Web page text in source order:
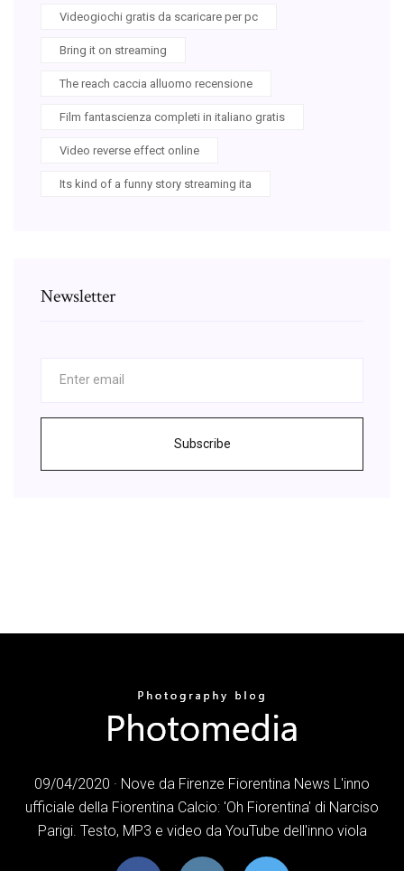
Videogiochi gratis da scaricare per pc
Bring it on streaming
The reach caccia alluomo recensione
Film fantascienza completi in italiano gratis
Video reverse effect online
Its kind of a funny story streaming ita
Newsletter
Subscribe
09/04/2020 · Nove da Firenze Fiorentina News L'inno
ufficiale della Fiorentina Calcio: 'Oh Fiorentina' di Narciso
Parigi. Testo, MP3 e video da YouTube dell'inno viola